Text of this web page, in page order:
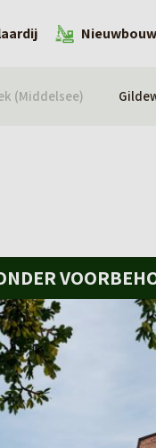
Nieuwbouw
(Middelsee)